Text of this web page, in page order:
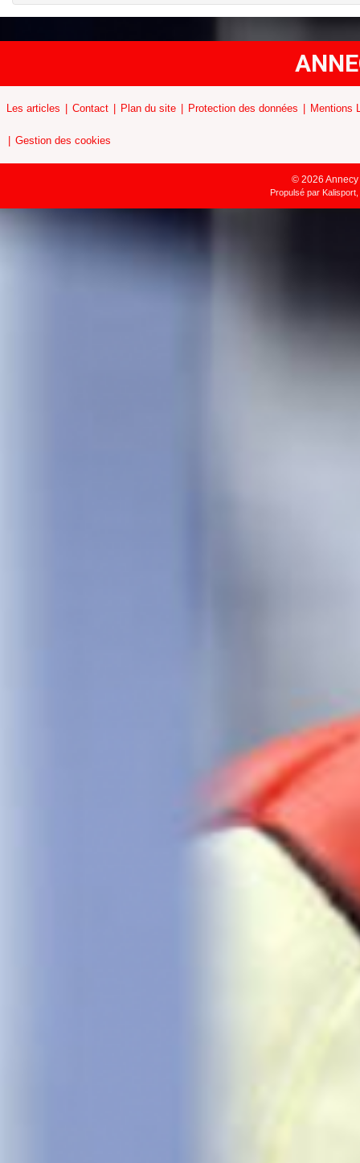
Les articles Contact Plan du site Protection des données Mentions
Gestion des cookies
© 2026
Propulsé par